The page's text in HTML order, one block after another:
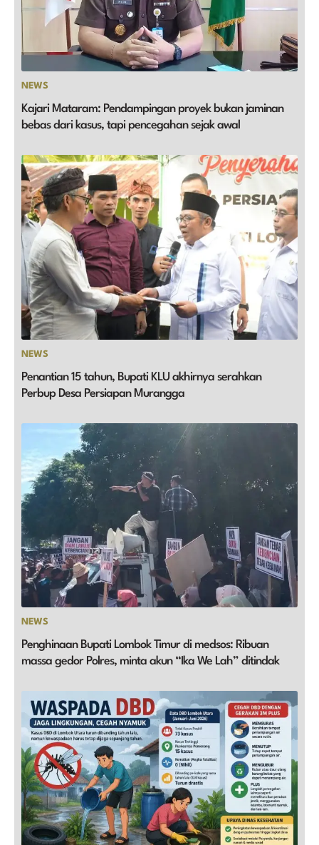
NEWS
Kajari Mataram: Pendampingan proyek bukan jaminan
bebas dari kasus, tapi pencegahan sejak awal
NEWS
Penantian 15 tahun, Bupati KLU akhirnya serahkan
Perbup Desa Persiapan Murangga
NEWS
Penghinaan Bupati Lombok Timur di medsos: Ribuan
massa gedor Polres, minta akun “Ika We Lah” ditindak